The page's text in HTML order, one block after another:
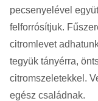
pecsenyelével
felforrósítjuk.
citromlevet
tegyük tányérra,
citromszeletekkel.
egész családnak.